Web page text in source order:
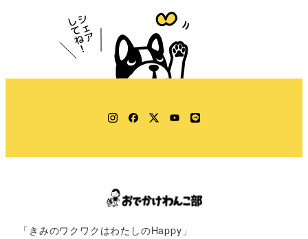
Instagram
Facebook
TwitterYouTube
LINE
「きみのワクワクはわたしのHappy」